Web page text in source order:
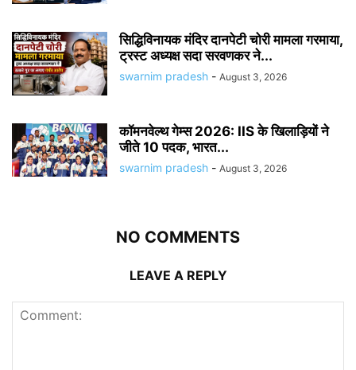
सिद्धिविनायक मंदिर दानपेटी चोरी मामला गरमाया,
ट्रस्ट अध्यक्ष सदा सरवणकर ने...
swarnim pradesh - August 3, 2026
कॉमनवेल्थ गेम्स 2026: IIS के खिलाड़ियों ने
जीते 10 पदक, भारत...
swarnim pradesh - August 3, 2026
NO COMMENTS
LEAVE A REPLY